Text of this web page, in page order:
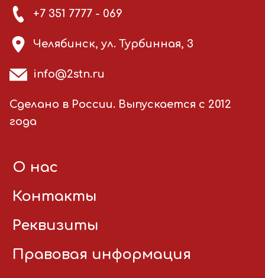
+7 351 7777 - 069
Челябинск, ул. Турбинная, 3
info@2stn.ru
Сделано в России. Выпускается с 2012
года
О нас
Контакты
Реквизиты
Правовая информация